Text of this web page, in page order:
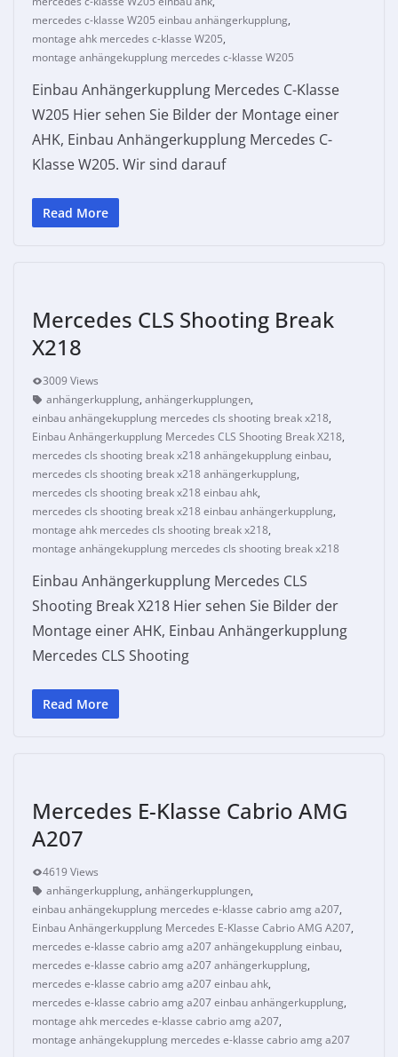
mercedes c-klasse W205 einbau anhängerkupplung,
montage ahk mercedes c-klasse W205,
montage anhängekupplung mercedes c-klasse W205
Einbau Anhängerkupplung Mercedes C-Klasse
W205 Hier sehen Sie Bilder der Montage einer
AHK, Einbau Anhängerkupplung Mercedes C-
Klasse W205. Wir sind darauf
Read More
Mercedes CLS Shooting Break
X218
3009 Views
anhängerkupplung, anhängerkupplungen,
einbau anhängekupplung mercedes cls shooting break x218,
Einbau Anhängerkupplung Mercedes CLS Shooting Break X218,
mercedes cls shooting break x218 anhängekupplung einbau,
mercedes cls shooting break x218 anhängerkupplung,
mercedes cls shooting break x218 einbau ahk,
mercedes cls shooting break x218 einbau anhängerkupplung,
montage ahk mercedes cls shooting break x218,
montage anhängekupplung mercedes cls shooting break x218
Einbau Anhängerkupplung Mercedes CLS
Shooting Break X218 Hier sehen Sie Bilder der
Montage einer AHK, Einbau Anhängerkupplung
Mercedes CLS Shooting
Read More
Mercedes E-Klasse Cabrio AMG
A207
4619 Views
anhängerkupplung, anhängerkupplungen,
einbau anhängekupplung mercedes e-klasse cabrio amg a207,
Einbau Anhängerkupplung Mercedes E-Klasse Cabrio AMG A207,
mercedes e-klasse cabrio amg a207 anhängekupplung einbau,
mercedes e-klasse cabrio amg a207 anhängerkupplung,
mercedes e-klasse cabrio amg a207 einbau ahk,
mercedes e-klasse cabrio amg a207 einbau anhängerkupplung,
montage ahk mercedes e-klasse cabrio amg a207,
montage anhängekupplung mercedes e-klasse cabrio amg a207